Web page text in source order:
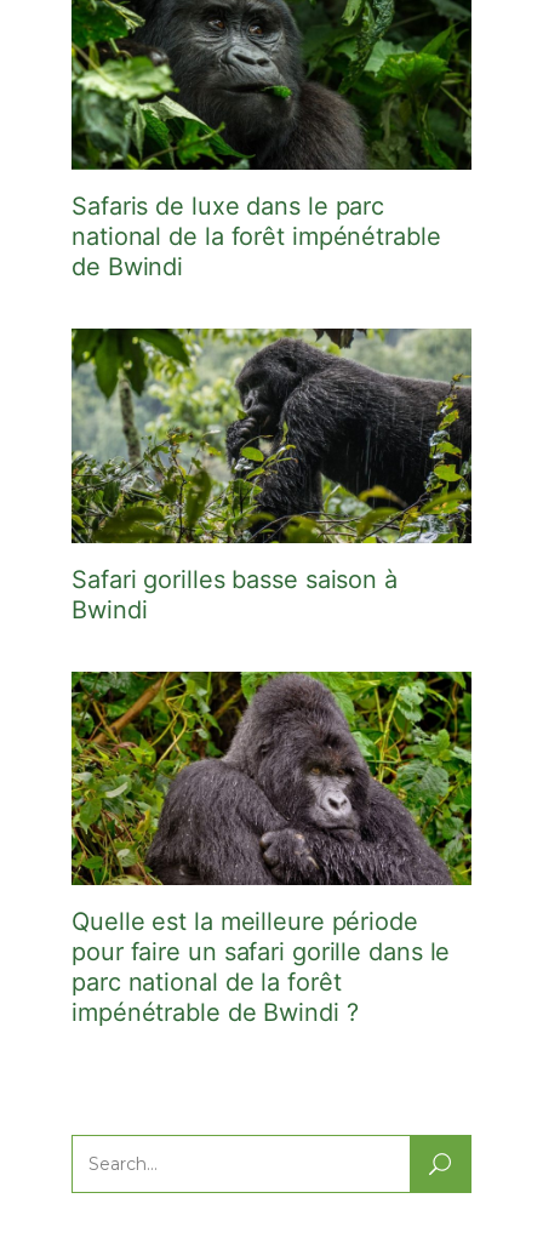
Safaris de luxe dans le parc
national de la forêt impénétrable
de Bwindi
Safari gorilles basse saison à
Bwindi
Quelle est la meilleure période
pour faire un safari gorille dans le
parc national de la forêt
impénétrable de Bwindi ?
Search
for: